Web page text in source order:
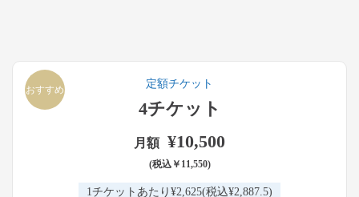
おすすめ 定額チケット
4チケット
月額 ¥10,500
(税込￥11,550)
1チケットあたり¥2,625(税込¥2,887.5)